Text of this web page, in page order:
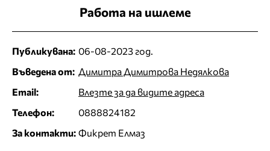
Работа на ишлеме
Публикувана: 06-08-2023 год.
Въведена от: Димитра Димитрова Недялкова
Email:
Влезте за да видите адреса
Телефон:
0888824182
За контакти: Фикрет Елмаз